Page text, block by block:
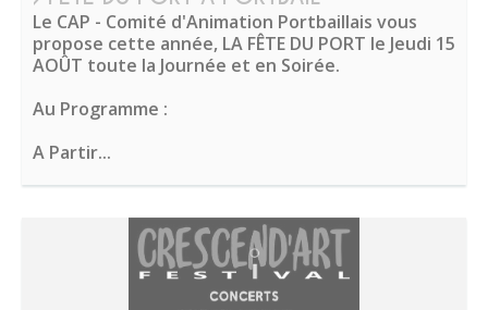
Le CAP - Comité d'Animation Portbaillais vous
propose cette année, LA FÊTE DU PORT le Jeudi 15
AOÛT toute la Journée et en Soirée.
Au Programme :
A Partir...